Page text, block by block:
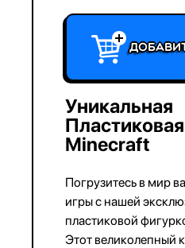
Уникальная
Minecraft
Погрузитесь в мир
игры с нашей
пластиковой
Этот великолепный